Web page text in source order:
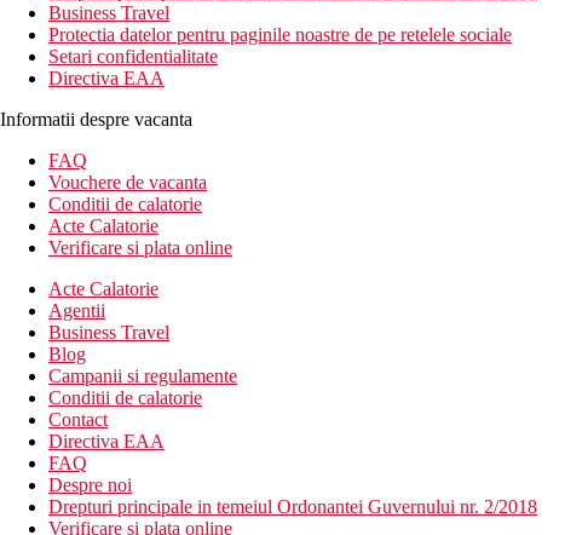
Business Travel
Protectia datelor pentru paginile noastre de pe retelele sociale
Setari confidentialitate
Directiva EAA
Informatii despre vacanta
FAQ
Vouchere de vacanta
Conditii de calatorie
Acte Calatorie
Verificare si plata online
Acte Calatorie
Agentii
Business Travel
Blog
Campanii si regulamente
Conditii de calatorie
Contact
Directiva EAA
FAQ
Despre noi
Drepturi principale in temeiul Ordonantei Guvernului nr. 2/2018
Verificare si plata online